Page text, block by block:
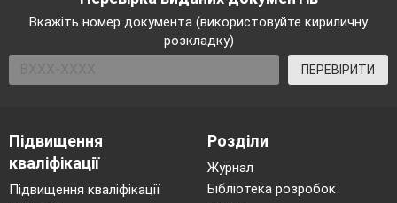
Вкажіть номер документа (використовуйте кириличну
розкладку)
ПЕРЕВІРИТИ
Підвищення
кваліфікації
Підвищення кваліфікації
Розділи
Журнал
Бібліотека розробок